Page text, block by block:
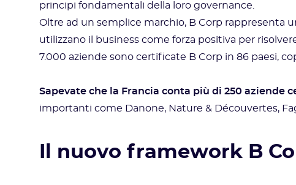
principi fondamentali della loro governance.
Oltre ad un semplice marchio, B Corp rappresenta
utilizzano il business come forza positiva per
7.000 aziende sono certificate B Corp in 86 paesi,
Sapevate che la Francia conta più di 250 aziende
importanti come Danone, Nature & Découvertes,
Il nuovo framework B